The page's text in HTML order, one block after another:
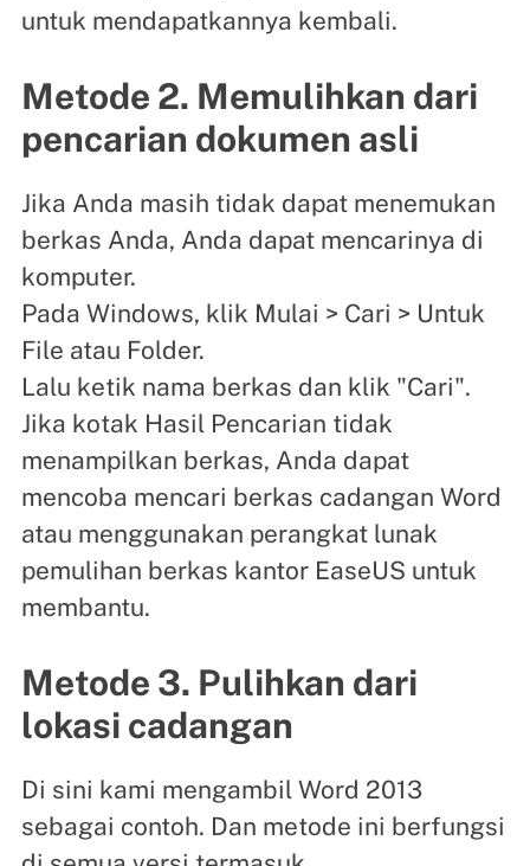
untuk mendapatkannya kembali.
Metode 2. Memulihkan dari
pencarian dokumen asli
Jika Anda masih tidak dapat menemukan
berkas Anda, Anda dapat mencarinya di
komputer.
Pada Windows, klik Mulai > Cari > Untuk
File atau Folder.
Lalu ketik nama berkas dan klik "Cari".
Jika kotak Hasil Pencarian tidak
menampilkan berkas, Anda dapat
mencoba mencari berkas cadangan Word
atau menggunakan perangkat lunak
pemulihan berkas kantor EaseUS untuk
membantu.
Metode 3. Pulihkan dari
lokasi cadangan
Di sini kami mengambil Word 2013
sebagai contoh. Dan metode ini berfungsi